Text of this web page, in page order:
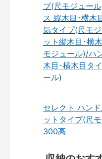
プ(尺モジュー
ス 縦木目･横木
気タイプ(尺モ
ット縦木目･横
モジュール)/ハ
木目･横木目タ
ール)
セレクト ハン
ットタイプ(尺
300高